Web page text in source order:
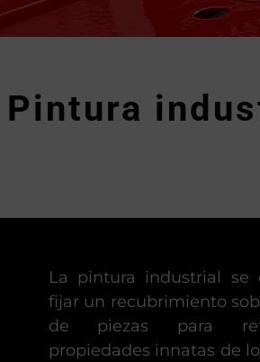
Pintura
La pintura industrial se
fijar un recubrimiento
de piezas para
propiedades innatas de